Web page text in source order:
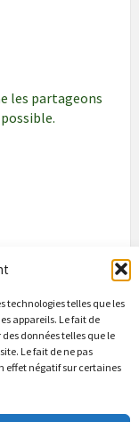
technologies telles que les
appareils. Le fait de
données telles que le
Le fait de ne pas
effet négatif sur certaines
les partageons